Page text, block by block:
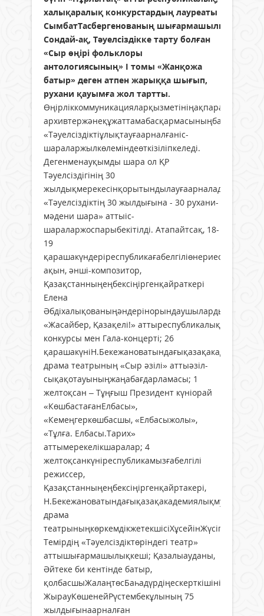
халықаралық конкурстардың лауреаты
СымбатТасбергенованың шығармашылық
Сондай-ақ, Тәуелсіздікке тарту болған
«Сыр өңірі фольклоры
антологиясының» І томы «Жанқожа
батыр» деген атпен жарыққа шығып,
рухани қауымға жол тартты.
«Тәуелсіздіктіұлықтауғаарналғаніс-
шараларжылкөлеміндеөткізіліпкеледі.
Дегенменауқымды шара ол ҚР
Тәуелсіздігінің 30
жылдықмерекесінқорытындылауғаарналады.
«Тәуелсіздіктің 30 жылдығына - 30 рухани-
мәдени шара» аттыіс-
шараларжоспарыбекітілді. Атапайтсақ, 18-
19
қарашакүндеріреспубликағабелгіліөнериесі,
ақын, әнші-композитор,
Қазақстанныңеңбексіңіргенқайраткері
Елена
Әбдіхалықованыңәндерінорындаушылардың
«Жасайбер, Қазақелі!» аттыреспубликалық
конкурсы мен Гала-концерті; 26
драма театрының «Сыр әзілі» аттыәзіл-
сықақотауыныңжаңабағдарламасы; 1
желтоқсан – Тұңғыш Президент күніорай
«КөшбастағанЕлбасы»,
«Кемеңгеркөшбасшы, «Елбасыжолы»,
«Тұлға. Елбасы.Тарих»
аттымерекелікшаралар; 4
желтоқсанкүніреспубликамызғабелгілі
режиссер,
Қазақстанныңеңбексіңіргенқайртакері,
Н.Бекежановатындағықазақакадемиялықмузыкалық
драма
театрыныңкөркемдікжетекшісіХұсейінЖүсіпұлыӘмір-
Темірдің «Тәуелсіздіктөріндегі театр»
аттышығармашылықкеші; Қазалыауданы,
Әйтеке би кентінде батыр,
қолбасшыЖалаңтөсБаһадүрдіңескерткішініңашылуы;
ЖырауКөшенейРүстембекұлының 75
жылдығынаарналған